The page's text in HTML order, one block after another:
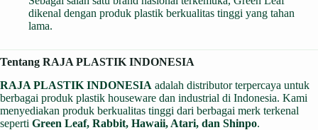
dikenal dengan produk plastik berkualitas tinggi yang tahan
lama.
Tentang RAJA PLASTIK INDONESIA
RAJA PLASTIK INDONESIA adalah distributor terpercaya untuk
berbagai produk plastik houseware dan industrial di Indonesia. Kami
menyediakan produk berkualitas tinggi dari berbagai merk terkenal
seperti Green Leaf, Rabbit, Hawaii, Atari, dan Shinpo.